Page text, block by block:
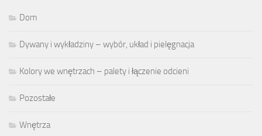
Dom
Dywany i wykładziny – wybór, układ i pielęgnacja
Kolory we wnętrzach – palety i łączenie odcieni
Pozostałe
Wnętrza